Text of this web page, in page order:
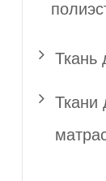
Ткань
Ткани